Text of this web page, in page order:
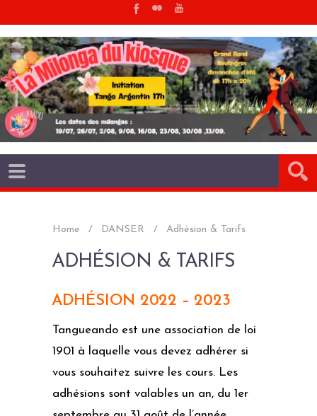
Home DANSER Adhésion & Tarifs
ADHÉSION & TARIFS
ADHÉSION 2022 – 2023
Tangueando est une association de loi
1901 à laquelle vous devez adhérer si
vous souhaitez suivre les cours. Les
adhésions sont valables un an, du 1er